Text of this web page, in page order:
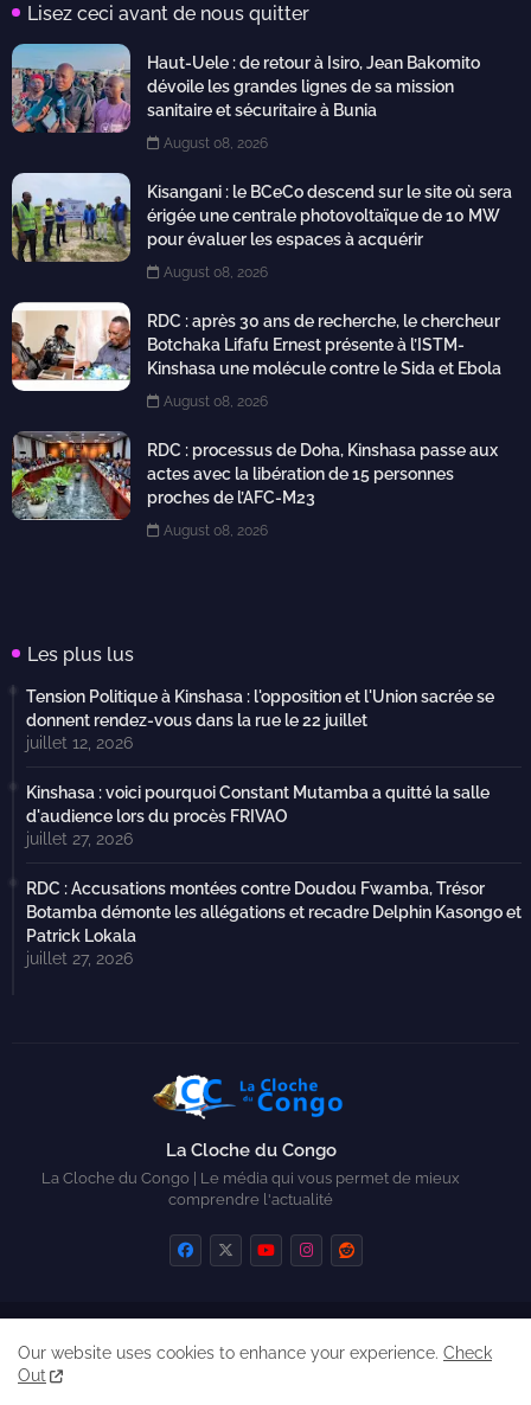
Lisez ceci avant de nous quitter
Haut-Uele : de retour à Isiro, Jean Bakomito
dévoile les grandes lignes de sa mission
sanitaire et sécuritaire à Bunia
August 08, 2026
Kisangani : le BCeCo descend sur le site où sera
érigée une centrale photovoltaïque de 10 MW
pour évaluer les espaces à acquérir
August 08, 2026
RDC : après 30 ans de recherche, le chercheur
Botchaka Lifafu Ernest présente à l’ISTM-
Kinshasa une molécule contre le Sida et Ebola
August 08, 2026
RDC : processus de Doha, Kinshasa passe aux
actes avec la libération de 15 personnes
proches de l’AFC-M23
August 08, 2026
Les plus lus
Tension Politique à Kinshasa : l'opposition et l'Union sacrée se
donnent rendez-vous dans la rue le 22 juillet
juillet 12, 2026
Kinshasa : voici pourquoi Constant Mutamba a quitté la salle
d'audience lors du procès FRIVAO
juillet 27, 2026
RDC : Accusations montées contre Doudou Fwamba, Trésor
Botamba démonte les allégations et recadre Delphin Kasongo et
Patrick Lokala
juillet 27, 2026
La Cloche du Congo
La Cloche du Congo | Le média qui vous permet de mieux
comprendre l'actualité
Our website uses cookies to enhance your experience. Check
Out